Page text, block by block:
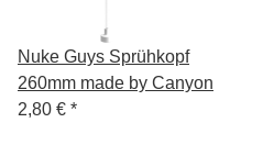
Nuke Guys Sprühkopf
260mm made by Canyon
2,80 € *